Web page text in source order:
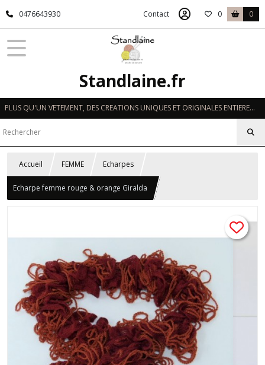
0476643930 Contact 0 0
Standlaine.fr
PLUS QU'UN VETEMENT, DES CREATIONS UNIQUES ET ORIGINALES ENTIEREMENT REALISEES A LA MAIN EN FRANCE
Accueil FEMME Echarpes
Echarpe femme rouge & orange Giralda